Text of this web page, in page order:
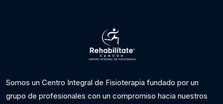
Somos un Centro Integral de Fisioterapia fundado por un
grupo de profesionales con un compromiso hacia nuestros